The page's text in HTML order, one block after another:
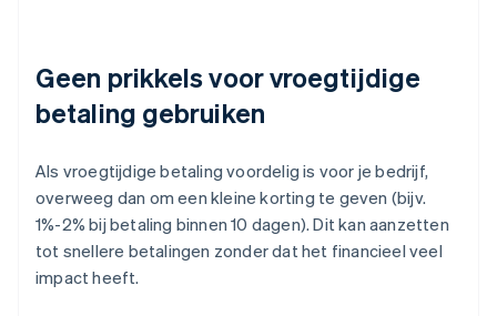
Geen prikkels voor vroegtijdige
betaling gebruiken
Als vroegtijdige betaling voordelig is voor je bedrijf,
overweeg dan om een kleine korting te geven (bijv.
1%-2% bij betaling binnen 10 dagen). Dit kan aanzetten
tot snellere betalingen zonder dat het financieel veel
impact heeft.